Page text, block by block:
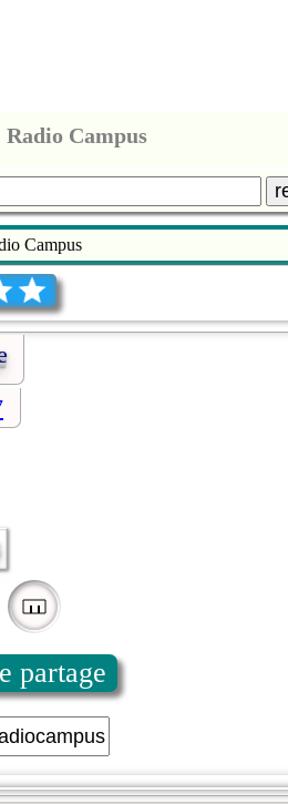
Radio Campus
Campus
partage